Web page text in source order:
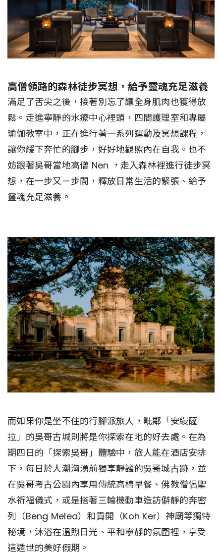
高僧領路的森林徒步冥想，給予靈魂充足滋養
滿足了舌尖之後，接著別忘了讓全身肌肉也獲得放
鬆。走進寧靜的水療中心裡頭，四間護理室和專屬
瑜伽教室中，正在進行著一系列運動及冥想課程，
讓你緩下奔忙的腳步，好好地觀照內在自我。也不
妨跟著吳哥當地高僧 Nen ，走入森林裡進行徒步冥
想，在一步又ㄧ步間，釋放日常生活的緊張、給予
靈魂充足滋養。
而如果你是坐不住的行腳派旅人，毗鄰「安縵薩
拉」的吳哥古城則將是你探索在地的好去處。在為
期四日的「探索吳哥」體驗中，旅人能在酒店安排
下，每日於人潮洶湧前獨享靜謐的吳哥城古跡，並
在吳哥考古公園內享用傳統高棉早餐、佛教僧侶聖
水祈福儀式，或是搭著三輪機動車造訪僻靜的奔密
列（Beng Melea）和貢開（Koh Ker）神廟等獨特
秘境，沐浴在溫煦日光、平和寧靜的氛圍裡，享受
這遁世的美好假期。